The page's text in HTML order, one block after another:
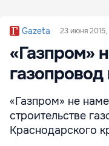
Gazeta 23 июня 2015,
«Газпром»
«Газпром» не
строительстве
Краснодарского